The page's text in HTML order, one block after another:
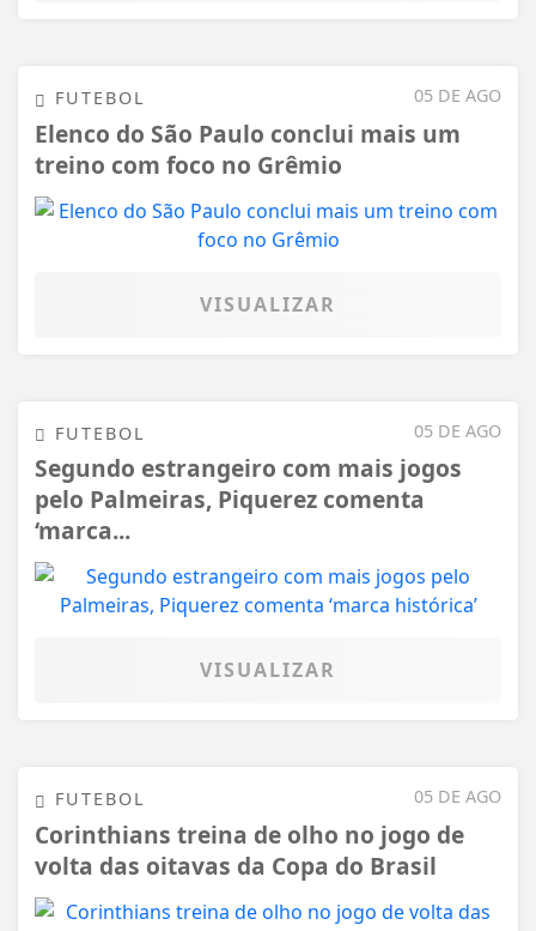
05 DE AGO
FUTEBOL
Elenco do São Paulo conclui mais um
treino com foco no Grêmio
VISUALIZAR
05 DE AGO
FUTEBOL
Segundo estrangeiro com mais jogos
pelo Palmeiras, Piquerez comenta
‘marca...
VISUALIZAR
05 DE AGO
FUTEBOL
Corinthians treina de olho no jogo de
volta das oitavas da Copa do Brasil